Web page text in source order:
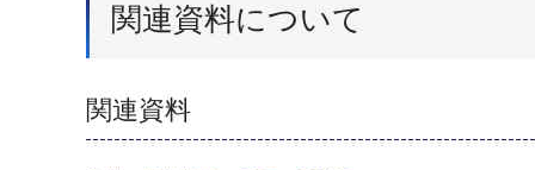
関連資料について
関連資料